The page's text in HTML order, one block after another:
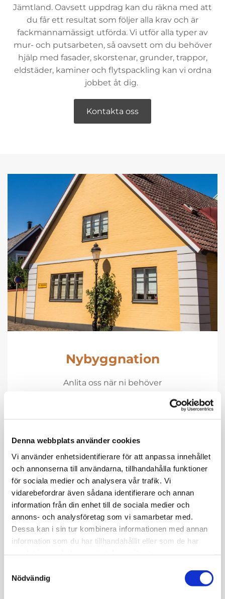
Denna webbplats använder cookies
Vi använder enhetsidentifierare för att anpassa innehållet
och annonserna till användarna, tillhandahålla funktioner
för sociala medier och analysera vår trafik. Vi
vidarebefordrar även sådana identifierare och annan
information från din enhet till de sociala medier och
annons- och analysföretag som vi samarbetar med.
Dessa kan i sin tur kombinera informationen med annan
information som du har tillhandahållit eller som de har
Nödvändig
Jämtland. Oavsett uppdrag kan du räkna med att
du får ett resultat som följer alla krav och är
fackmannamässigt utförda. Vi utför alla typer av
mur- och putsarbeten, så oavsett om du behöver
hjälp med fasader, skorstenar, grunder, trappor,
eldstäder, kaminer och flytspackling kan vi ordna
jobbet åt dig.
Kontakta oss
Nybyggnation
Anlita oss när ni behöver
putsarbeten vid byggnation av garage,
fritidshus, fastigheter, bostadshus m.m.